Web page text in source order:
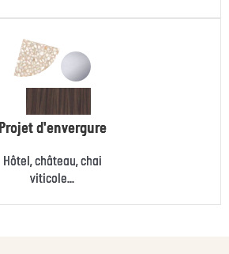
Projet d'envergure
Hôtel, château, chai
viticole...